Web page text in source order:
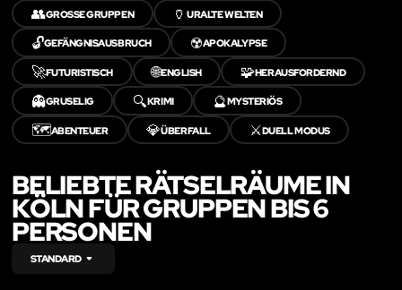
👥GROSSE GRUPPEN 🏺URALTE WELTEN
🔓GEFÄNGNISAUSBRUCH ☢️APOKALYPSE
🚀FUTURISTISCH 🌐ENGLISH 🧩HERAUSFORDERND
👻GRUSELIG 🔍KRIMI 🔮MYSTERIÖS
🗺️ABENTEUER 💎ÜBERFALL ⚔️DUELL MODUS
BELIEBTE RÄTSELRÄUME IN
KÖLN FÜR GRUPPEN BIS 6
PERSONEN
STANDARD